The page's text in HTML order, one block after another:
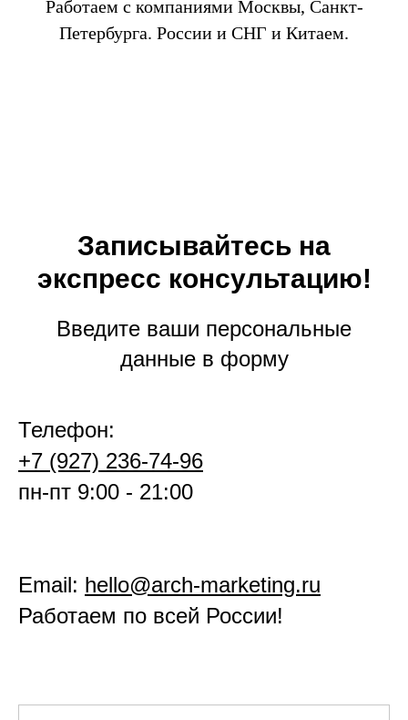
Работаем с компаниями Москвы, Санкт-
Петербурга. России и СНГ и Китаем.
Записывайтесь на
экспресс консультацию!
Введите ваши персональные
данные в форму
Телефон:
+7 (927) 236-74-96
пн-пт 9:00 - 21:00
Email: hello@arch-marketing.ru
Работаем по всей России!